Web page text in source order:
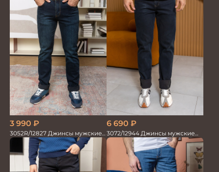
3 990 ₽
3052R/12827 Джинсы мужские
синий
6 690 ₽
3072/12944 Джинсы мужские
т.коричн. варка